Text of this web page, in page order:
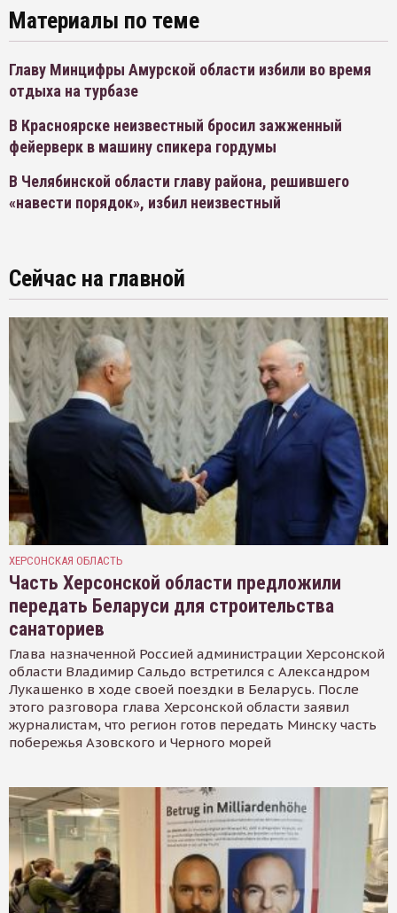
Материалы по теме
Главу Минцифры Амурской области избили во время
отдыха на турбазе
В Красноярске неизвестный бросил зажженный
фейерверк в машину спикера гордумы
В Челябинской области главу района, решившего
«навести порядок», избил неизвестный
Сейчас на главной
ХЕРСОНСКАЯ ОБЛАСТЬ
Часть Херсонской области предложили
передать Беларуси для строительства
санаториев
Глава назначенной Россией администрации Херсонской
области Владимир Сальдо встретился с Александром
Лукашенко в ходе своей поездки в Беларусь. После
этого разговора глава Херсонской области заявил
журналистам, что регион готов передать Минску часть
побережья Азовского и Черного морей